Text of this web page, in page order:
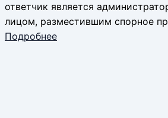
ответчик является
лицом, разместившим спорное
Подробнее